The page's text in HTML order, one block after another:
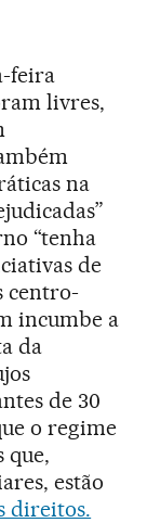
feira
livres,
na
“tenha
de
centro-
incumbe a
da
de 30
o regime
que,
estão
direitos.